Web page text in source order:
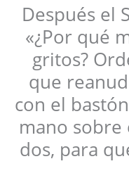
Después el
«¿Por qué
gritos?
que
con el
mano
dos, para